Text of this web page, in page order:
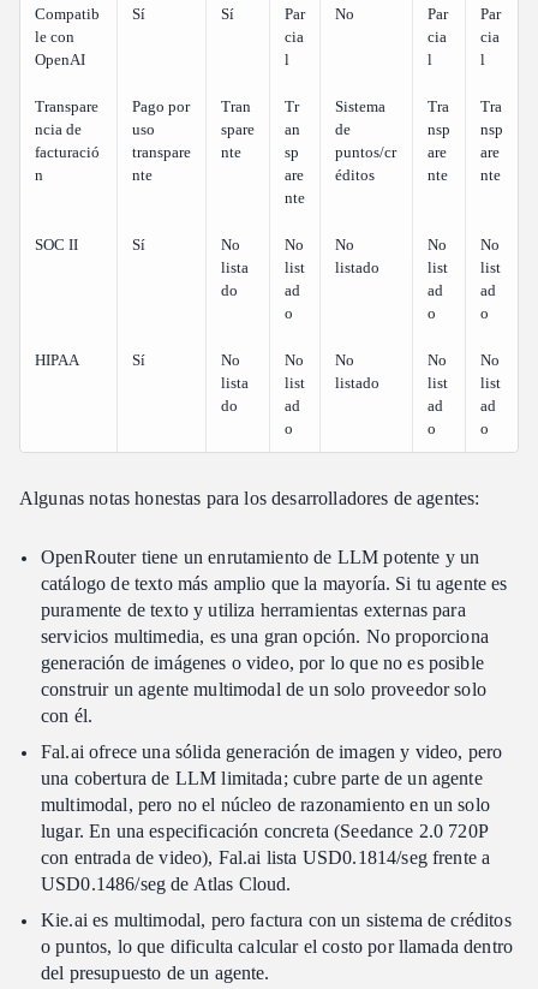
Compatib
le con
OpenAI
Sí Sí
Par
cia
l
No
Par
cia
l
Par
cia
l
Transpare
ncia de
facturació
n
Pago por
uso
transpare
nte
Tran
spare
nte
Tr
an
sp
are
nte
Sistema
de
puntos/cr
éditos
Tra
nsp
are
nte
Tra
nsp
are
nte
SOC II Sí
No
lista
do
No
list
ad
o
No
listado
No
list
ad
o
No
list
ad
o
HIPAA Sí
No
lista
do
No
list
ad
o
No
listado
No
list
ad
o
No
list
ad
o
Algunas notas honestas para los desarrolladores de agentes:
OpenRouter tiene un enrutamiento de LLM potente y un
catálogo de texto más amplio que la mayoría. Si tu agente es
puramente de texto y utiliza herramientas externas para
servicios multimedia, es una gran opción. No proporciona
generación de imágenes o video, por lo que no es posible
construir un agente multimodal de un solo proveedor solo
con él.
Fal.ai ofrece una sólida generación de imagen y video, pero
una cobertura de LLM limitada; cubre parte de un agente
multimodal, pero no el núcleo de razonamiento en un solo
lugar. En una especificación concreta (Seedance 2.0 720P
con entrada de video), Fal.ai lista USD0.1814/seg frente a
USD0.1486/seg de Atlas Cloud.
Kie.ai es multimodal, pero factura con un sistema de créditos
o puntos, lo que dificulta calcular el costo por llamada dentro
del presupuesto de un agente.